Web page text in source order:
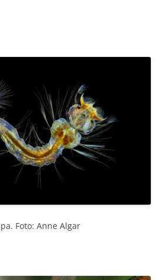
Foto: Anne Algar